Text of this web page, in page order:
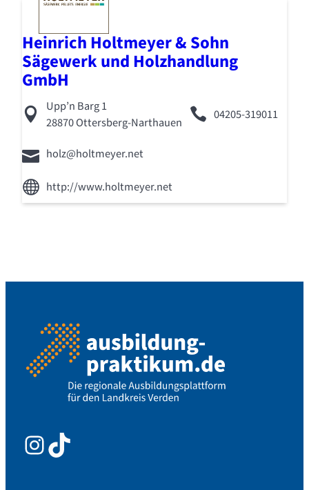
Heinrich Holtmeyer & Sohn
Sägewerk und Holzhandlung
GmbH
Upp’n Barg 1
28870 Ottersberg-Narthauen
04205-319011
holz@holtmeyer.net
http://www.holtmeyer.net
InstagramTikTok